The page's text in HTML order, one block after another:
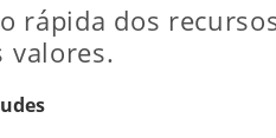
rápida dos
valores.